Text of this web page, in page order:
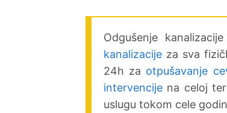
Odgušenje
kanalizacije za sva
24h za otpušavanje
intervencije na celoj
uslugu tokom cele